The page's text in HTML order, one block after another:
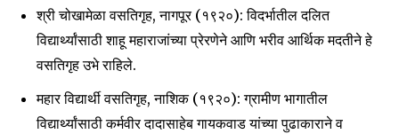
श्री चोखामेळा वसतिगृह, नागपूर (१९२०): विदर्भातील दलित
विद्यार्थ्यांसाठी शाहू महाराजांच्या प्रेरणेने आणि भरीव आर्थिक मदतीने हे
वसतिगृह उभे राहिले.
महार विद्यार्थी वसतिगृह, नाशिक (१९२०): ग्रामीण भागातील
विद्यार्थ्यांसाठी कर्मवीर दादासाहेब गायकवाड यांच्या पुढाकाराने व